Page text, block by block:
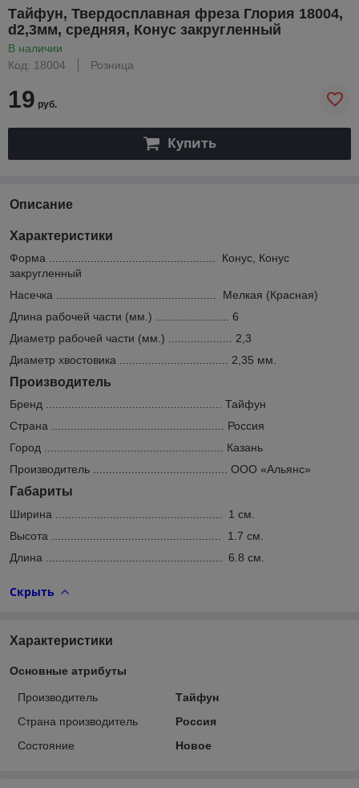
Тайфун, Твердосплавная фреза Глория 18004,
d2,3мм, средняя, Конус закругленный
В наличии
Код: 18004
Розница
19 руб.
Купить
Описание
Характеристики
Форма .................................................... Конус, Конус
закругленный
Насечка .................................................. Мелкая (Красная)
Длина рабочей части (мм.) ....................... 6
Диаметр рабочей части (мм.) .................... 2,3
Диаметр хвостовика .................................. 2,35 мм.
Производитель
Бренд ....................................................... Тайфун
Страна ...................................................... Россия
Город ........................................................ Казань
Производитель .......................................... ООО «Альянс»
Габариты
Ширина .................................................... 1 см.
Высота ..................................................... 1.7 см.
Длина ....................................................... 6.8 см.
Скрыть
Характеристики
Основные атрибуты
Производитель
Тайфун
Страна производитель
Россия
Состояние
Новое